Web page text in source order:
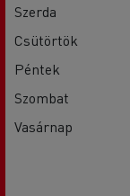
Szerda
Csütörtök
Péntek
Szombat
Vasárnap